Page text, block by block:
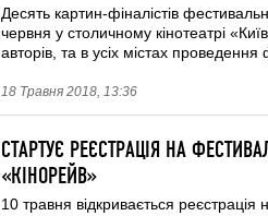
Десять картин-фіналістів
червня у столичному кінотеатрі
авторів, та в усіх містах
18 Травня 2018, 13:36
СТАРТУЄ РЕЄСТРАЦІЯ НА
«КІНОРЕЙВ»
10 травня відкривається